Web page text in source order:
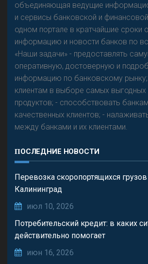
Резкого разворота на рынке
предвидится -
объединяющая ведущие
и сервисы банковской и
одном портале в кратчайшие сроки
информацию и новости банков по
«Наши задачи» - предоставлять
оперативную, достоверную и
информацию по банковскому
клиентам в выборе самых выгодных
продуктов; - способствовать
качественных клиентов; -
между банками и их клиентами.
ПОСЛЕДНИЕ НОВОСТИ
Перевозка скоропортящихся
Калининград
июл 10, 2026
Потребительский кредит: в каких
действительно помогает
июн 16, 2026